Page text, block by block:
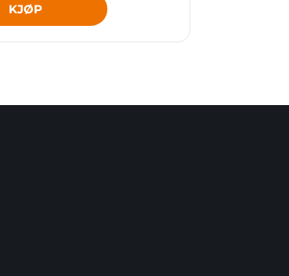
KJØP